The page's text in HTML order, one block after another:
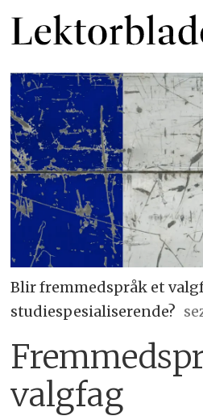
Blir fremmedspråk et
studiespesialiserende?
valgfag